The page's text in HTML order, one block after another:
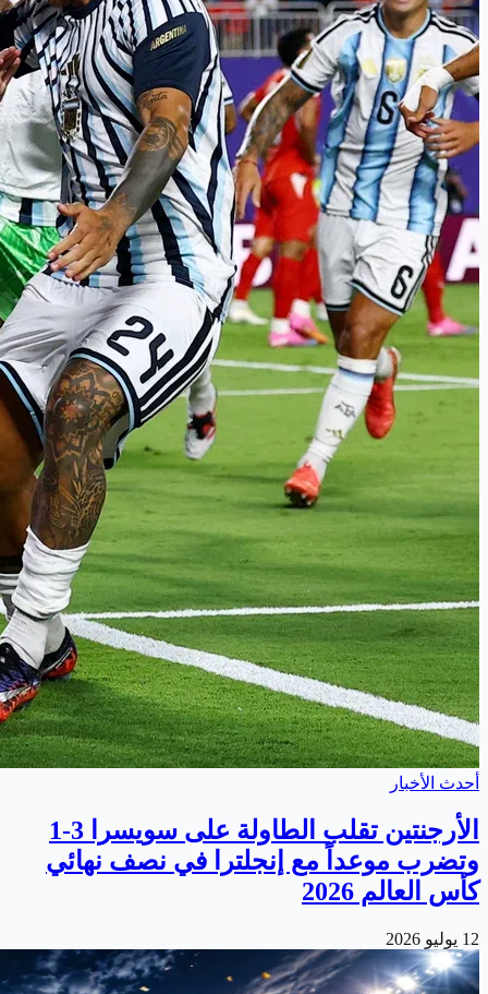
أحدث الأخبار
الأرجنتين تقلب الطاولة على سويسرا 3-1
وتضرب موعداً مع إنجلترا في نصف نهائي
كأس العالم 2026
12 يوليو 2026